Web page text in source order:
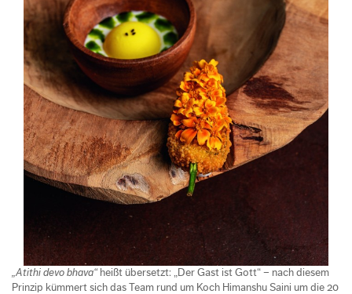
„Atithi devo bhava“ heißt übersetzt: „Der Gast ist Gott“ – nach diesem
Prinzip kümmert sich das Team rund um Koch Himanshu Saini um die 20